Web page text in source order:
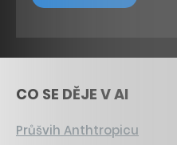
CO SE DĚJE V AI
Průšvih Anthtropicu